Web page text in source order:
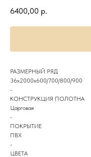
6400,00 р.
РАЗМЕРНЫЙ РЯД
36х2000х600/700/800/900
-
КОНСТРУКЦИЯ ПОЛОТНА
Царговая
-
ПОКРЫТИЕ
ПВХ
-
ЦВЕТА